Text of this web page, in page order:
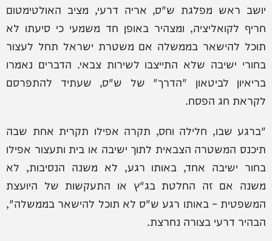
יושב ראש מפלגת ש"ס, אריה דרעי, מציב האולטימטום
חריף לקואליציה, ומצהיר באופן חד משמעי כי סיעתו לא
תוכל להישאר בממשלה אם משטרת ישראל תחל לעצור
בחורי ישיבה שלא התייצבו לשירות צבאי. הדברים נאמרו
בריאיון לביטאון "הדרך" של ש"ס, שעתיד להתפרסם
לקראת חג הפסח.
"ברגע שבו, חלילה וחס, תקרה אפילו תקרית אחת שבה
תיכנס המשטרה הצבאית לתוך ישיבה או בית ותעצור אפילו
בחור ישיבה אחד, באותו רגע, לא משנה הנסיבות, לא
משנה אם זה החלטת בג"ץ או התעקשות של היועצת
המשפטית – באותו רגע ש"ס לא תוכל להישאר בממשלה",
הבהיר דרעי בצורה נחרצת.